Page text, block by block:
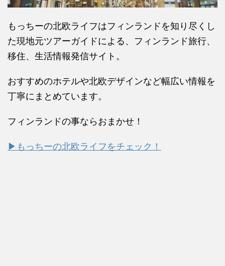
もっちーの北欧ライフはフィンランドを知り尽くし
た現地元ツアーガイドによる、フィンランド旅行、
移住、生活情報発信サイト。
おすすめのホテルや北欧デザインなど幅広い情報を
丁寧にまとめています。
フィンランドの事ならおまかせ！
▶もっちーの北欧ライフをチェック！